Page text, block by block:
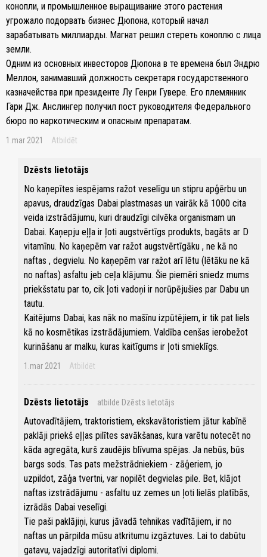
конопли, и промышленное выращивание этого растения
угрожало подорвать бизнес Дюпона, который начал
зарабатывать миллиарды. Магнат решил стереть коноплю с лица
земли.
Одним из основных инвесторов Дюпона в те времена был Эндрю
Меллон, занимавший должность секретаря государственного
казначейства при президенте Лу Генри Гувере. Его племянник
Гари Дж. Анслингер получил пост руководителя Федерального
бюро по наркотическим и опасным препаратам.
1.mar 2021 Atbildēt
Dzēsts lietotājs
No kaņepītes iespējams ražot veselīgu un stipru apģērbu un
apavus, draudzīgas Dabai plastmasas un vairāk kā 1000 cita
veida izstrādājumu, kuri draudzīgi cilvēka organismam un
Dabai. Kaņepju eļļa ir ļoti augstvērtīgs produkts, bagāts ar D
vitamīnu. No kaņepēm var ražot augstvērtīgāku , ne kā no
naftas , degvielu. No kaņepēm var ražot arī lētu (lētāku ne kā
no naftas) asfaltu jeb ceļa klājumu. Šie piemēri sniedz mums
priekšstatu par to, cik ļoti vadoņi ir norūpējušies par Dabu un
tautu.
Kaitējums Dabai, kas nāk no mašīnu izpūtējiem, ir tik pat liels
kā no kosmētikas izstrādājumiem. Valdība cenšas ierobežot
kurināšanu ar malku, kuras kaitīgums ir ļoti smieklīgs.
1.mar 2021 Atbildēt
Dzēsts lietotājs atbilde Dzēsts lietotājs
Autovadītājiem, traktoristiem, ekskavātoristiem jātur kabīnē
paklāji priekš eļļas pilītes savākšanas, kura varētu notecēt no
kāda agregāta, kurš zaudējis blīvuma spējas. Ja nebūs, būs
bargs sods. Tas pats mežstrādniekiem - zāģeriem, jo
uzpildot, zāģa tvertni, var nopilēt degvielas pile. Bet, klājot
naftas izstrādājumu - asfaltu uz zemes un ļoti lielās platībās,
izrādās Dabai veselīgi.
Tie paši paklājiņi, kurus jāvadā tehnikas vadītājiem, ir no
naftas un pārpilda mūsu atkritumu izgāztuves. Lai to dabūtu
gatavu, vajadzīgi autoritatīvi diplomi.